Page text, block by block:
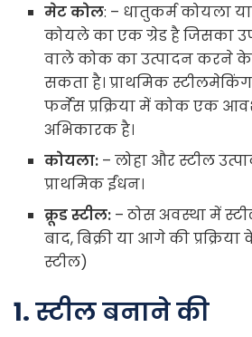
मेटकोल: – धातुकर्म कोयला
कोयले का एक ग्रेड है जिसका
वाले कोक का उत्पादन करने के
सकता है। प्राथमिक
फर्नेस प्रक्रिया में कोक एक
अभिकारक है।
कोयला: – लोहा और स्टील
प्राथमिक ईंधन।
क्रूडस्टील: – ठोस अवस्था में
बाद, बिक्री या आगे की
स्टील)
1.स्टील बनाने की